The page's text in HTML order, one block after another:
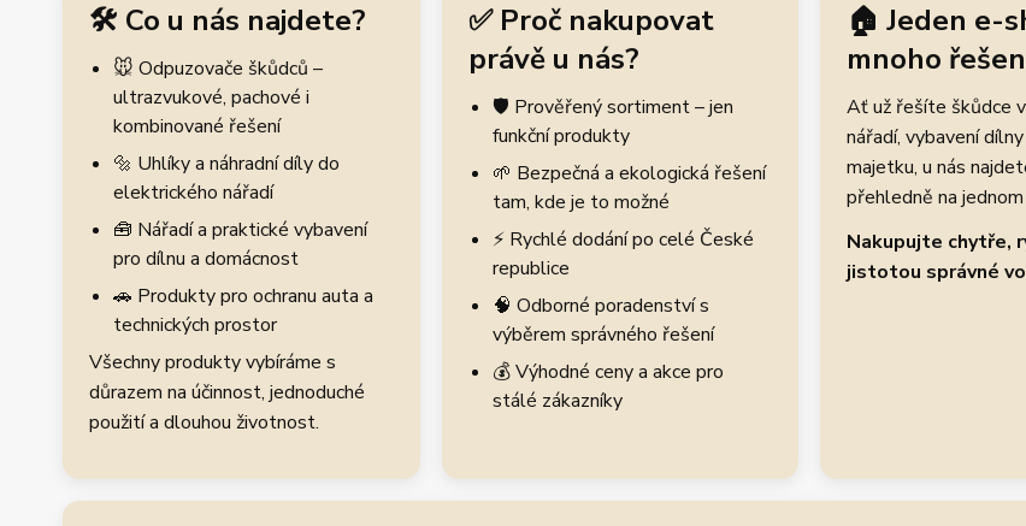
🛠️ Co u nás najdete?
🐭 Odpuzovače škůdců –
ultrazvukové, pachové i
kombinované řešení
🔩 Uhlíky a náhradní díly do
elektrického nářadí
🧰 Nářadí a praktické vybavení
pro dílnu a domácnost
🚗 Produkty pro ochranu auta a
technických prostor
Všechny produkty vybíráme s
důrazem na účinnost, jednoduché
použití a dlouhou životnost.
✅ Proč nakupovat
právě u nás?
🛡️ Prověřený sortiment – jen
funkční produkty
🌱 Bezpečná a ekologická řešení
tam, kde je to možné
⚡ Rychlé dodání po celé České
republice
🧠 Odborné poradenství s
výběrem správného řešení
💰 Výhodné ceny a akce pro
stálé zákazníky
🏠 Jeden e-
mnoho
Ať už řešíte škůdce
nářadí, vybavení
majetku, u nás
přehledně na
Nakupujte chytře,
jistotou správné